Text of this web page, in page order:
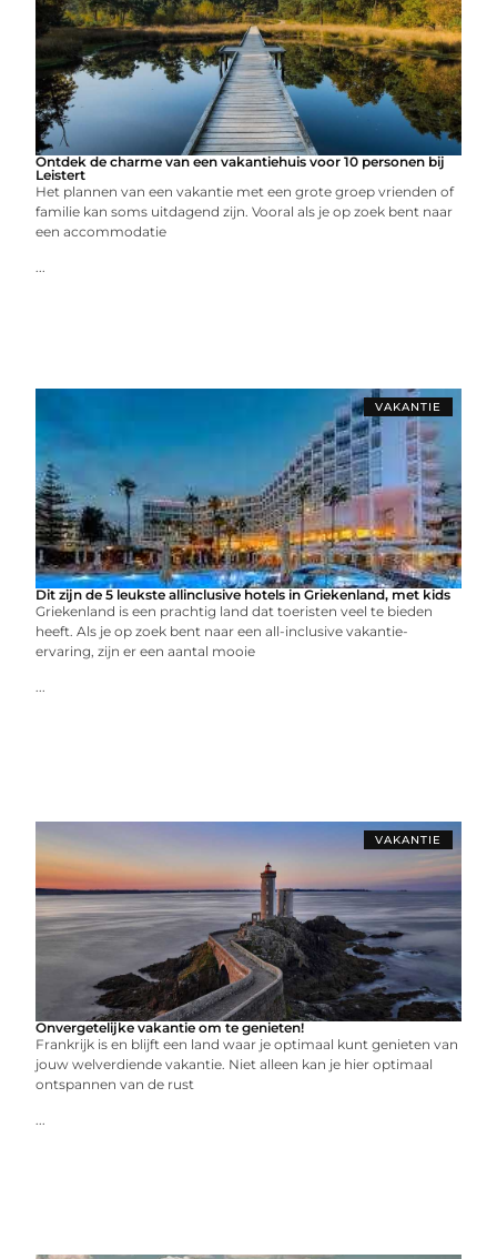
Ontdek de charme van een vakantiehuis voor 10 personen bij
Leistert
Het plannen van een vakantie met een grote groep vrienden of
familie kan soms uitdagend zijn. Vooral als je op zoek bent naar
een accommodatie
...
VAKANTIE
Dit zijn de 5 leukste allinclusive hotels in Griekenland, met kids
Griekenland is een prachtig land dat toeristen veel te bieden
heeft. Als je op zoek bent naar een all-inclusive vakantie-
ervaring, zijn er een aantal mooie
...
VAKANTIE
Onvergetelijke vakantie om te genieten!
Frankrijk is en blijft een land waar je optimaal kunt genieten van
jouw welverdiende vakantie. Niet alleen kan je hier optimaal
ontspannen van de rust
...